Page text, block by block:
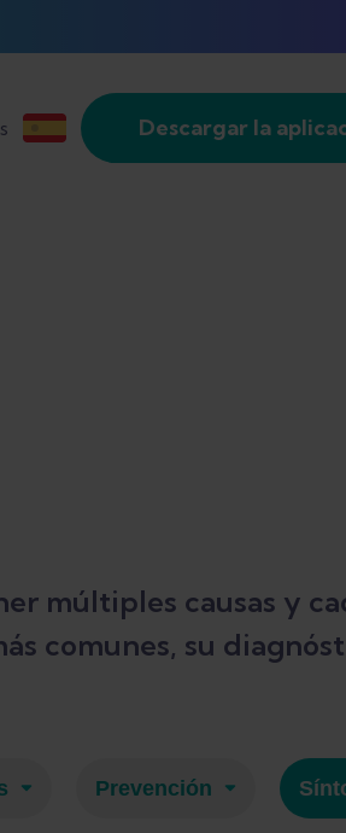
Descargar la
múltiples causas y
comunes, su
Prevención